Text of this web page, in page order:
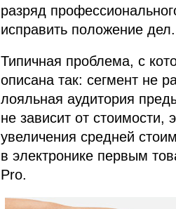
разряд
исправить положение дел.
Типичная проблема, с
описана так: сегмент не
лояльная аудитория
не зависит от стоимости,
увеличения средней
в электронике первым
Pro.